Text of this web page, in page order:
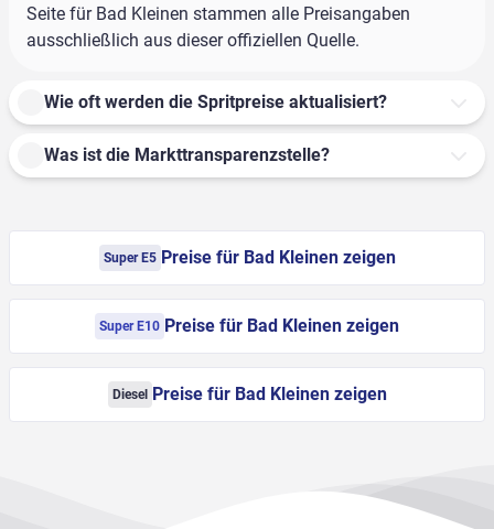
Seite für Bad Kleinen stammen alle Preisangaben
ausschließlich aus dieser offiziellen Quelle.
Wie oft werden die Spritpreise aktualisiert?
Was ist die Markttransparenzstelle?
Super E5 Preise für Bad Kleinen zeigen
Super E10 Preise für Bad Kleinen zeigen
Diesel Preise für Bad Kleinen zeigen